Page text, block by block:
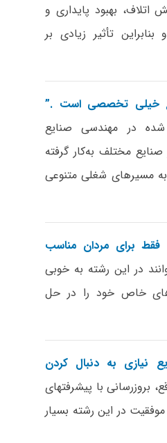
اتلاف، بهبود پایداری و
تأثیر زیادی بر
خیلی تخصصی است .”
شده در مهندسی صنایع
مختلف به‌کار گرفته
مسیرهای شغلی متنوعی
فقط برای مردان مناسب
در این رشته به خوبی
خاص خود را در حل
نیازی به دنبال کردن
بروزرسانی با پیشرفتهای
موفقیت در این رشته بسیار